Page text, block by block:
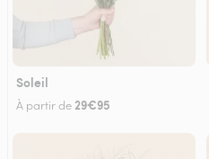
Soleil
À partir de 29€95